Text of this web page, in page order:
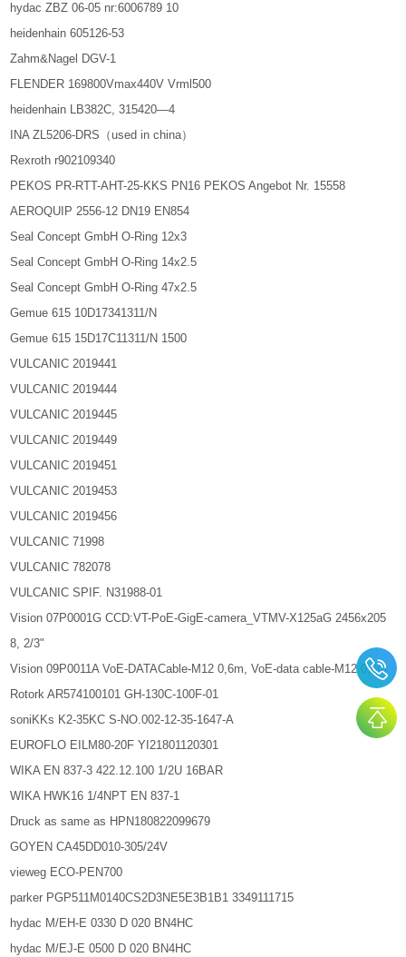
hydac ZBZ 06-05 nr:6006789 10
heidenhain 605126-53
Zahm&Nagel DGV-1
FLENDER 169800Vmax440V Vrml500
heidenhain LB382C, 315420—4
INA ZL5206-DRS（used in china）
Rexroth r902109340
PEKOS PR-RTT-AHT-25-KKS PN16 PEKOS Angebot Nr. 15558
AEROQUIP 2556-12 DN19 EN854
Seal Concept GmbH O-Ring 12x3
Seal Concept GmbH O-Ring 14x2.5
Seal Concept GmbH O-Ring 47x2.5
Gemue 615 10D17341311/N
Gemue 615 15D17C11311/N 1500
VULCANIC 2019441
VULCANIC 2019444
VULCANIC 2019445
VULCANIC 2019449
VULCANIC 2019451
VULCANIC 2019453
VULCANIC 2019456
VULCANIC 71998
VULCANIC 782078
VULCANIC SPIF. N31988-01
Vision 07P0001G CCD:VT-PoE-GigE-camera_VTMV-X125aG 2456x205
8, 2/3"
Vision 09P0011A VoE-DATACable-M12 0,6m, VoE-data cable-M12 0,6m
Rotork AR574100101 GH-130C-100F-01
soniKKs K2-35KC S-NO.002-12-35-1647-A
EUROFLO EILM80-20F YI21801120301
WIKA EN 837-3 422.12.100 1/2U 16BAR
WIKA HWK16 1/4NPT EN 837-1
Druck as same as HPN180822099679
GOYEN CA45DD010-305/24V
vieweg ECO-PEN700
parker PGP511M0140CS2D3NE5E3B1B1 3349111715
hydac M/EH-E 0330 D 020 BN4HC
hydac M/EJ-E 0500 D 020 BN4HC